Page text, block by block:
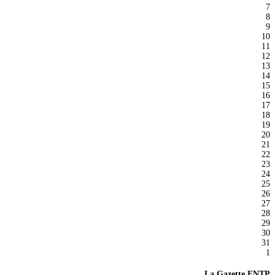
7
8
9
10
11
12
13
14
15
16
17
18
19
20
21
22
23
24
25
26
27
28
29
30
31
1